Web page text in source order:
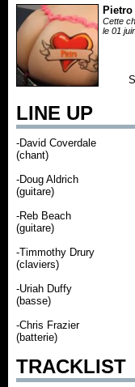
Pietro
Cette
le 01
LINE UP
-David Coverdale
(chant)
-Doug Aldrich
(guitare)
-Reb Beach
(guitare)
-Timmothy Drury
(claviers)
-Uriah Duffy
(basse)
-Chris Frazier
(batterie)
TRACKLIST